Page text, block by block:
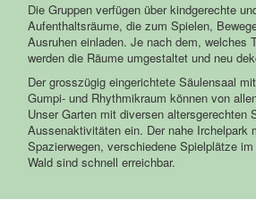
Die Gruppen verfügen über kindgerechte
Aufenthaltsräume, die zum Spielen,
Ausruhen einladen. Je nach dem, welches
werden die Räume umgestaltet und neu
Der grosszügig eingerichtete Säulensaal
Gumpi- und Rhythmikraum können von
Unser Garten mit diversen altersgerechten
Aussenaktivitäten ein. Der nahe Irchelpark
Spazierwegen, verschiedene Spielplätze
Wald sind schnell erreichbar.